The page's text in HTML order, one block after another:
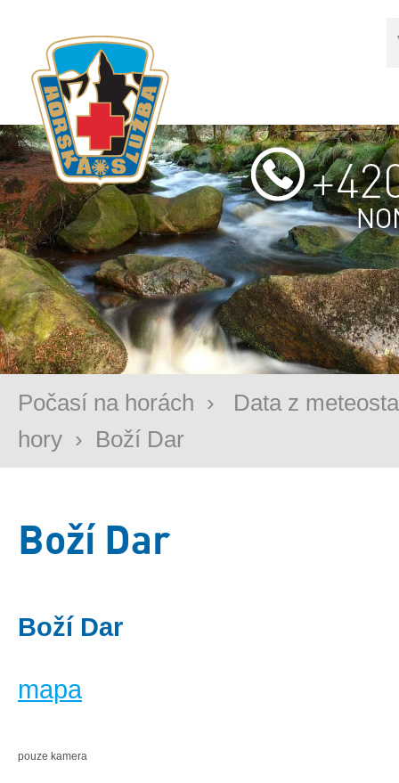
Počasí na horách ›
Data z
hory › Boží Dar
Boží Dar
Boží Dar
mapa
pouze kamera